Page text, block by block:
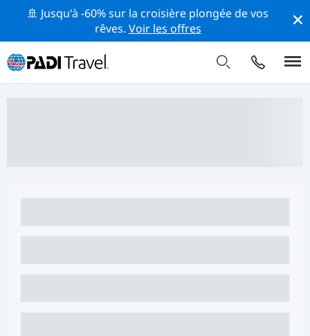
🚢 Jusqu'à -60% sur la croisière plongée de vos
rêves. Voir les offres